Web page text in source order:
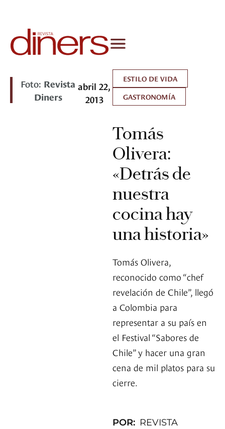
Foto: Revista
Diners
abril 22,
2013
ESTILO DE VIDA
GASTRONOMÍA
Tomás
Olivera:
«Detrás de
nuestra
cocina hay
una historia»
Tomás Olivera,
reconocido como “chef
revelación de Chile”, llegó
a Colombia para
representar a su país en
el Festival “Sabores de
Chile” y hacer una gran
cena de mil platos para su
cierre.
POR: REVISTA